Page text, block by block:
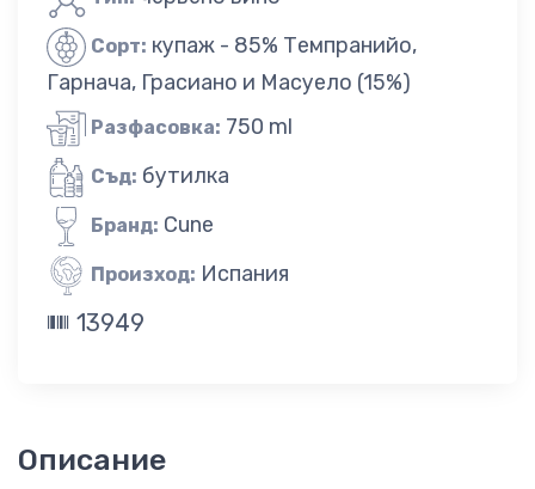
Сорт: купаж - 85% Темпранийо,
Гарнача, Грасиано и Масуело (15%)
Разфасовка: 750 ml
Съд: бутилка
Бранд: Cune
Произход: Испания
13949
Описание